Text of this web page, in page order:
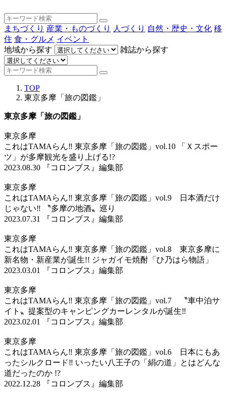
まちづくり 産業・ものづくり 人づくり 自然・歴史・文化 移
住 食・グルメ イベント
地域から探す
雑誌から探す
TOP
東京多摩「旅の図鑑」
東京多摩「旅の図鑑」
東京多摩
これはTAMAらん‼ 東京多摩「旅の図鑑」vol.10 「Ｘスポー
ツ」が多摩観光を盛り上げる!?
2023.08.30
『コロンブス』編集部
東京多摩
これはTAMAらん‼ 東京多摩「旅の図鑑」vol.9 日本酒だけ
じゃない‼ 〝多摩の地酒〟巡り
2023.07.31
『コロンブス』編集部
東京多摩
これはTAMAらん‼ 東京多摩「旅の図鑑」vol.8 東京多摩に
新名物・新産業が誕生!! ジャガイモ焼酎「ひ乃はら物語」
2023.03.01
『コロンブス』編集部
東京多摩
これはTAMAらん‼ 東京多摩「旅の図鑑」vol.7 〝車中泊サ
イト〟提案型のキャンピングカーレンタルが誕生‼
2023.02.01
『コロンブス』編集部
東京多摩
これはTAMAらん‼ 東京多摩「旅の図鑑」vol.6 日本にもあ
ったシルクロード‼ いったい八王子の「絹の道」とはどんな
道だったのか !?
2022.12.28
『コロンブス』編集部